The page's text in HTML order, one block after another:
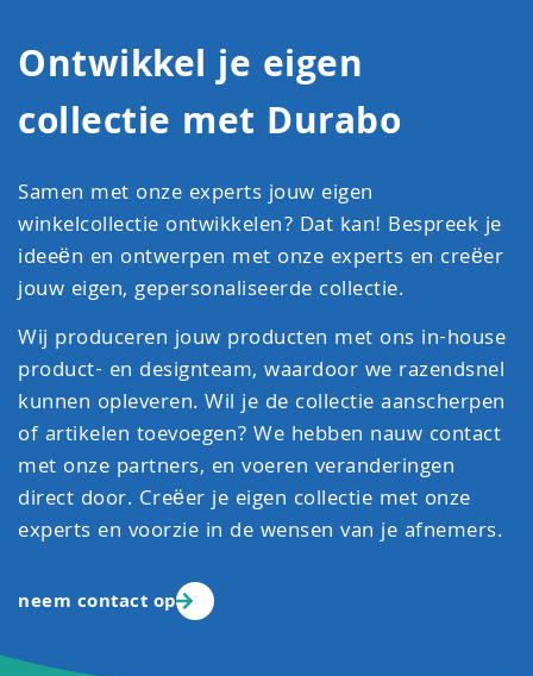
Ontwikkel je eigen
collectie met Durabo
Samen met onze experts jouw eigen
winkelcollectie ontwikkelen? Dat kan! Bespreek je
ideeën en ontwerpen met onze experts en creëer
jouw eigen, gepersonaliseerde collectie.
Wij produceren jouw producten met ons in-house
product- en designteam, waardoor we razendsnel
kunnen opleveren. Wil je de collectie aanscherpen
of artikelen toevoegen? We hebben nauw contact
met onze partners, en voeren veranderingen
direct door. Creëer je eigen collectie met onze
experts en voorzie in de wensen van je afnemers.
neem contact op